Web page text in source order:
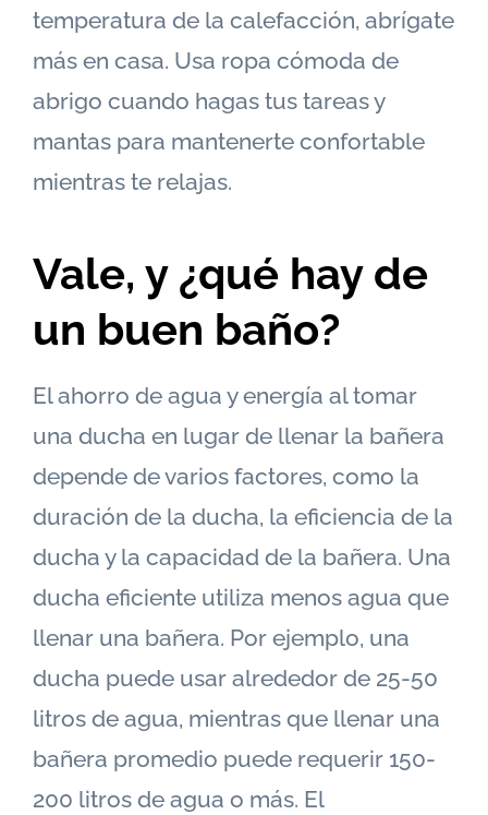
temperatura de la calefacción, abrígate
más en casa. Usa ropa cómoda de
abrigo cuando hagas tus tareas y
mantas para mantenerte confortable
mientras te relajas.
Vale, y ¿qué hay de
un buen baño?
El ahorro de agua y energía al tomar
una ducha en lugar de llenar la bañera
depende de varios factores, como la
duración de la ducha, la eficiencia de la
ducha y la capacidad de la bañera. Una
ducha eficiente utiliza menos agua que
llenar una bañera. Por ejemplo, una
ducha puede usar alrededor de 25-50
litros de agua, mientras que llenar una
bañera promedio puede requerir 150-
200 litros de agua o más. El